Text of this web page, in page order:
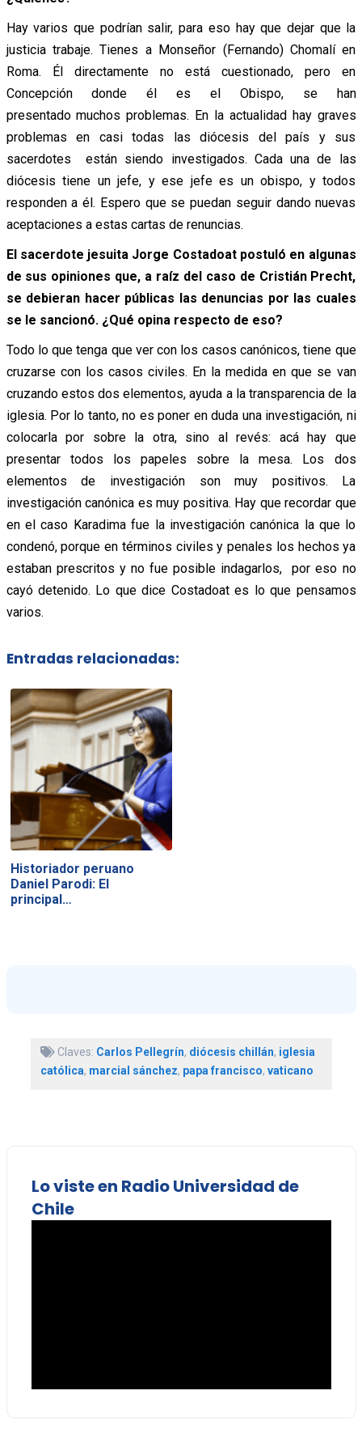
Hay varios que podrían salir, para eso hay que dejar que la
justicia trabaje. Tienes a Monseñor (Fernando) Chomalí en
Roma. Él directamente no está cuestionado, pero en
Concepción donde él es el Obispo, se han
presentado muchos problemas. En la actualidad hay graves
problemas en casi todas las diócesis del país y sus
sacerdotes están siendo investigados. Cada una de las
diócesis tiene un jefe, y ese jefe es un obispo, y todos
responden a él. Espero que se puedan seguir dando nuevas
aceptaciones a estas cartas de renuncias.
El sacerdote jesuita Jorge Costadoat postuló en algunas
de sus opiniones que, a raíz del caso de Cristián Precht,
se debieran hacer públicas las denuncias por las cuales
se le sancionó. ¿Qué opina respecto de eso?
Todo lo que tenga que ver con los casos canónicos, tiene que
cruzarse con los casos civiles. En la medida en que se van
cruzando estos dos elementos, ayuda a la transparencia de la
iglesia. Por lo tanto, no es poner en duda una investigación, ni
colocarla por sobre la otra, sino al revés: acá hay que
presentar todos los papeles sobre la mesa. Los dos
elementos de investigación son muy positivos. La
investigación canónica es muy positiva. Hay que recordar que
en el caso Karadima fue la investigación canónica la que lo
condenó, porque en términos civiles y penales los hechos ya
estaban prescritos y no fue posible indagarlos, por eso no
cayó detenido. Lo que dice Costadoat es lo que pensamos
varios.
Entradas relacionadas:
Historiador peruano
Daniel Parodi: El
principal…
Claves: Carlos Pellegrín, diócesis chillán, iglesia
católica, marcial sánchez, papa francisco, vaticano
Lo viste en Radio Universidad de
Chile